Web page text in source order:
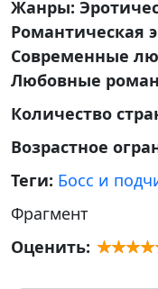
Жанры:
Романтическая
Современные
Любовные
Количество
Возрастное
Теги: Босс и
Фрагмент
Оценить: